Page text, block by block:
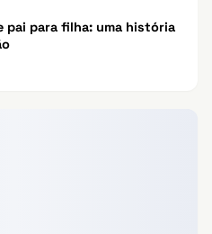
pai para filha: uma história